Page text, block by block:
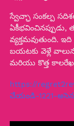
స్వేచ్ఛా సంకల్ప
ఏకీభవించినప్పుడు,
వ్యక్తమవుతుంది.
బయటకు వెళ్లే
మరియు కొత్త
https://
చేయండి-1221-